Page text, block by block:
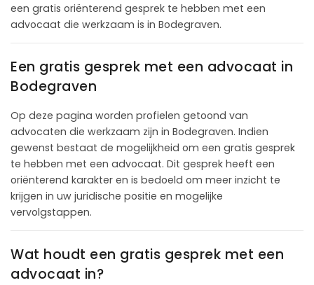
een gratis oriënterend gesprek te hebben met een
advocaat die werkzaam is in Bodegraven.
Een gratis gesprek met een advocaat in
Bodegraven
Op deze pagina worden profielen getoond van
advocaten die werkzaam zijn in Bodegraven. Indien
gewenst bestaat de mogelijkheid om een gratis gesprek
te hebben met een advocaat. Dit gesprek heeft een
oriënterend karakter en is bedoeld om meer inzicht te
krijgen in uw juridische positie en mogelijke
vervolgstappen.
Wat houdt een gratis gesprek met een
advocaat in?